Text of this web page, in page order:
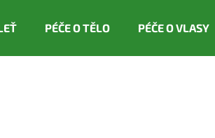
PÉČE O TĚLO PÉČE O VLASY